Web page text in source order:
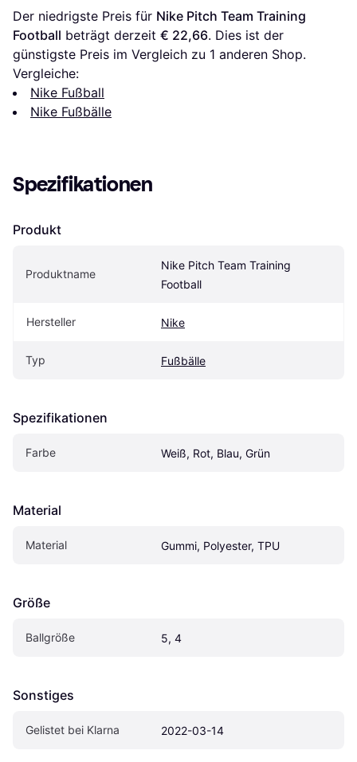
Der niedrigste Preis für Nike Pitch Team Training
Football beträgt derzeit € 22,66. Dies ist der
günstigste Preis im Vergleich zu 1 anderen Shop.
Vergleiche:
Nike Fußball
Nike Fußbälle
Spezifikationen
Produkt
Produktname
Nike Pitch Team Training
Football
Hersteller Nike
Typ Fußbälle
Spezifikationen
Farbe Weiß, Rot, Blau, Grün
Material
Material Gummi, Polyester, TPU
Größe
Ballgröße 5, 4
Sonstiges
Gelistet bei Klarna 2022-03-14